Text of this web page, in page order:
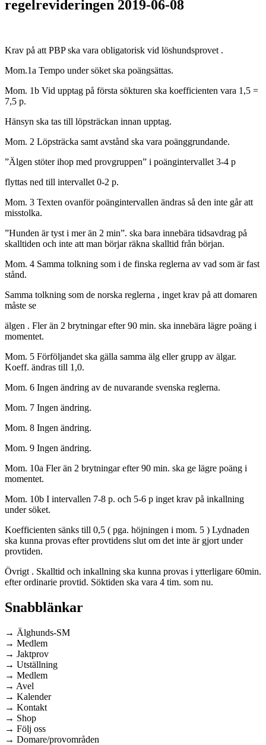
regelrevideringen 2019-06-08
Krav på att PBP ska vara obligatorisk vid löshundsprovet .
Mom.1a Tempo under söket ska poängsättas.
Mom. 1b Vid upptag på första sökturen ska koefficienten vara 1,5 =
7,5 p.
Hänsyn ska tas till löpsträckan innan upptag.
Mom. 2 Löpsträcka samt avstånd ska vara poänggrundande.
”Älgen stöter ihop med provgruppen” i poängintervallet 3-4 p
flyttas ned till intervallet 0-2 p.
Mom. 3 Texten ovanför poängintervallen ändras så den inte går att
misstolka.
”Hunden är tyst i mer än 2 min”. ska bara innebära tidsavdrag på
skalltiden och inte att man börjar räkna skalltid från början.
Mom. 4 Samma tolkning som i de finska reglerna av vad som är fast
stånd.
Samma tolkning som de norska reglerna , inget krav på att domaren
måste se
älgen . Fler än 2 brytningar efter 90 min. ska innebära lägre poäng i
momentet.
Mom. 5 Förföljandet ska gälla samma älg eller grupp av älgar.
Koeff. ändras till 1,0.
Mom. 6 Ingen ändring av de nuvarande svenska reglerna.
Mom. 7 Ingen ändring.
Mom. 8 Ingen ändring.
Mom. 9 Ingen ändring.
Mom. 10a Fler än 2 brytningar efter 90 min. ska ge lägre poäng i
momentet.
Mom. 10b I intervallen 7-8 p. och 5-6 p inget krav på inkallning
under söket.
Koefficienten sänks till 0,5 ( pga. höjningen i mom. 5 ) Lydnaden
ska kunna provas efter provtidens slut om det inte är gjort under
provtiden.
Övrigt . Skalltid och inkallning ska kunna provas i ytterligare 60min.
efter ordinarie provtid. Söktiden ska vara 4 tim. som nu.
Snabblänkar
→ Älghunds-SM
→ Medlem
→ Jaktprov
→ Utställning
→ Medlem
→ Avel
→ Kalender
→ Kontakt
→ Shop
→ Följ oss
→ Domare/provområden